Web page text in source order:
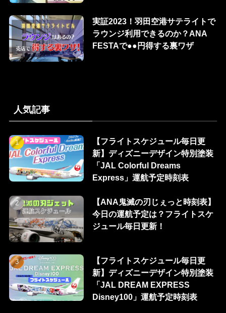
実証2023！羽田空港サテライトで
ラウンジ利用できるのか？ANA
FESTAで●●円得する裏ワザ
人気記事
【フライトスケジュール毎日更
新】ディズニーデザイン特別塗装
「JAL Colorful Dreams
Express」運航予定時刻表
【ANA鬼滅の刃じぇっと時刻表】
今日の運航予定は？フライトスケ
ジュール毎日更新！
【フライトスケジュール毎日更
新】ディズニーデザイン特別塗装
「JAL DREAM EXPRESS
Disney100」運航予定時刻表